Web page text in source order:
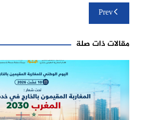
تصفّح
المقالات
Prev
مقالات ذات صلة